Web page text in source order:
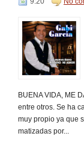
BUENA VIDA, ME
entre otros. Se ha
muy propio ya que
matizadas por...